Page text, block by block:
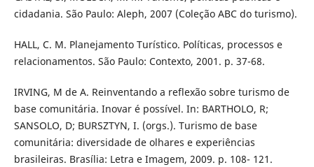
cidadania. São Paulo: Aleph, 2007 (Coleção ABC do turismo).
HALL, C. M. Planejamento Turístico. Políticas, processos e
relacionamentos. São Paulo: Contexto, 2001. p. 37-68.
IRVING, M de A. Reinventando a reflexão sobre turismo de
base comunitária. Inovar é possível. In: BARTHOLO, R;
SANSOLO, D; BURSZTYN, I. (orgs.). Turismo de base
comunitária: diversidade de olhares e experiências
brasileiras. Brasília: Letra e Imagem, 2009. p. 108- 121.